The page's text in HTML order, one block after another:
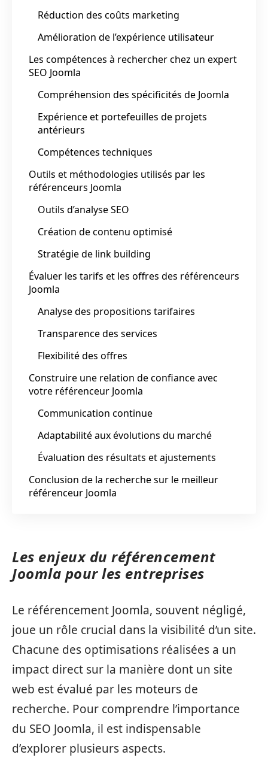
Réduction des coûts marketing
Amélioration de l’expérience utilisateur
Les compétences à rechercher chez un expert
SEO Joomla
Compréhension des spécificités de Joomla
Expérience et portefeuilles de projets
antérieurs
Compétences techniques
Outils et méthodologies utilisés par les
référenceurs Joomla
Outils d’analyse SEO
Création de contenu optimisé
Stratégie de link building
Évaluer les tarifs et les offres des référenceurs
Joomla
Analyse des propositions tarifaires
Transparence des services
Flexibilité des offres
Construire une relation de confiance avec
votre référenceur Joomla
Communication continue
Adaptabilité aux évolutions du marché
Évaluation des résultats et ajustements
Conclusion de la recherche sur le meilleur
référenceur Joomla
Les enjeux du référencement
Joomla pour les entreprises
Le référencement Joomla, souvent négligé,
joue un rôle crucial dans la visibilité d’un site.
Chacune des optimisations réalisées a un
impact direct sur la manière dont un site
web est évalué par les moteurs de
recherche. Pour comprendre l’importance
du SEO Joomla, il est indispensable
d’explorer plusieurs aspects.